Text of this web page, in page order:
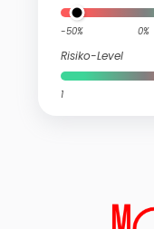
-50% 0%
Risiko-Level
1